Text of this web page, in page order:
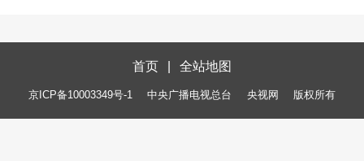
首页 全站地图
京ICP备10003349号-1 中央广播电视总台 央视网 版权所有